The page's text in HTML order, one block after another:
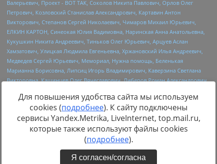
Источник:https://minjust.gov.ru/uploaded/files/reestr-
inostrannyih-agentov-22-03-2024.pdfданные на22.03.2024
Для повышения удобства сайта мы используем
cookies (подробнее). К сайту подключены
сервисы Yandex.Metrika, LiveInternet, top.mail.ru,
которые также используют файлы cookies
(подробнее).
Я согласен/согласна